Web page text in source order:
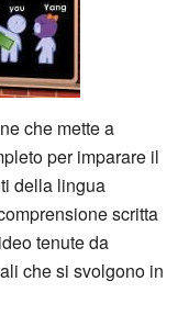
che mette a
per imparare il
della lingua
scritta
tenute da
che si svolgono in